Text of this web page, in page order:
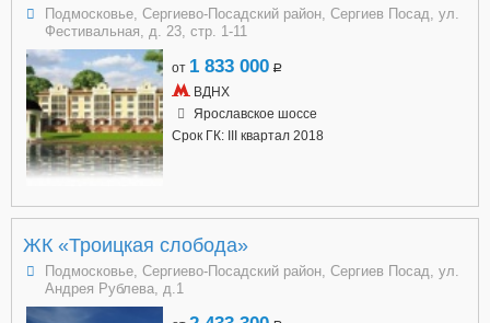
Подмосковье, Сергиево-Посадский район, Сергиев Посад, ул.
Фестивальная, д. 23, стр. 1-11
от 1 833 000 a
ВДНХ
Ярославское шоссе
Срок ГК: III квартал 2018
ЖК «Троицкая слобода»
Подмосковье, Сергиево-Посадский район, Сергиев Посад, ул.
Андрея Рублева, д.1